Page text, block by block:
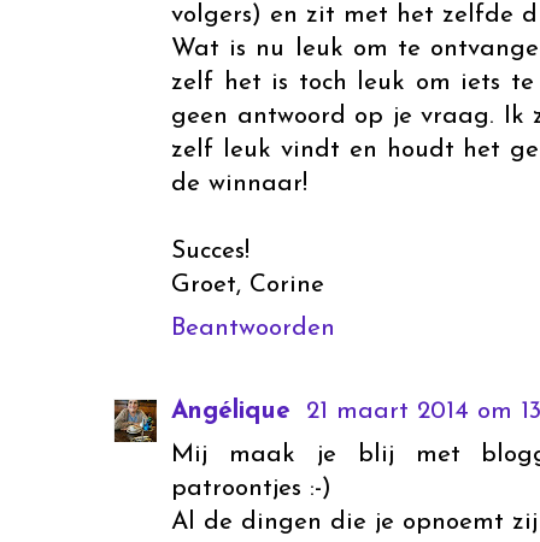
volgers) en zit met het zelfde
Wat is nu leuk om te
zelf het is toch leuk om iets
geen antwoord op je vraag. Ik
zelf leuk vindt en houdt het
de winnaar!
Succes!
Groet, Corine
Beantwoorden
Angélique
21 maart 2014 om
Mij maak je blij met
patroontjes :-)
Al de dingen die je opnoemt